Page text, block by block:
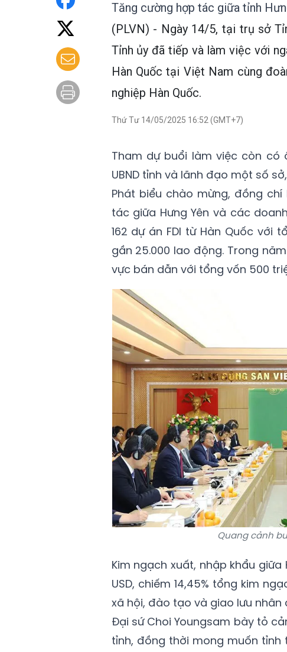
Tăng cường hợp tác giữa tỉnh
(PLVN) - Ngày 14/5, tại trụ sở
Tỉnh ủy đã tiếp và làm việc với
Hàn Quốc tại Việt Nam cùng
nghiệp Hàn Quốc.
Thứ Tư 14/05/2025 16:52 (GMT+7)
Tham dự buổi làm việc còn có
UBND tỉnh và lãnh đạo một số
Phát biểu chào mừng, đồng
tác giữa Hưng Yên và các
162 dự án FDI từ Hàn Quốc với
gần 25.000 lao động. Trong
vực bán dẫn với tổng vốn 500
Quang cảnh
Kim ngạch xuất, nhập khẩu
USD, chiếm 14,45% tổng kim
xã hội, đào tạo và giao lưu
Đại sứ Choi Youngsam bày tỏ
tỉnh, đồng thời mong muốn